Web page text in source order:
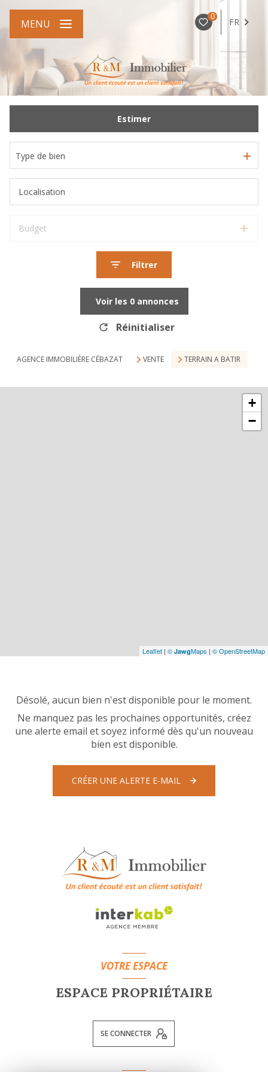
0 FR
MENU
Estimer
Type de bien
Budget
Filtrer
Voir les 0annonces
Réinitialiser
AGENCE IMMOBILIÈRE CÉBAZAT VENTE TERRAIN A BATIR
+
−
Leaflet | © JawgMaps | © OpenStreetMap
Désolé, aucun bien n'est disponible pour le moment.
Ne manquez pas les prochaines opportunités, créez
une alerte email et soyez informé dès qu'un nouveau
bien est disponible.
CRÉER UNE ALERTE E-MAIL
VOTRE ESPACE
ESPACE PROPRIÉTAIRE
SE CONNECTER